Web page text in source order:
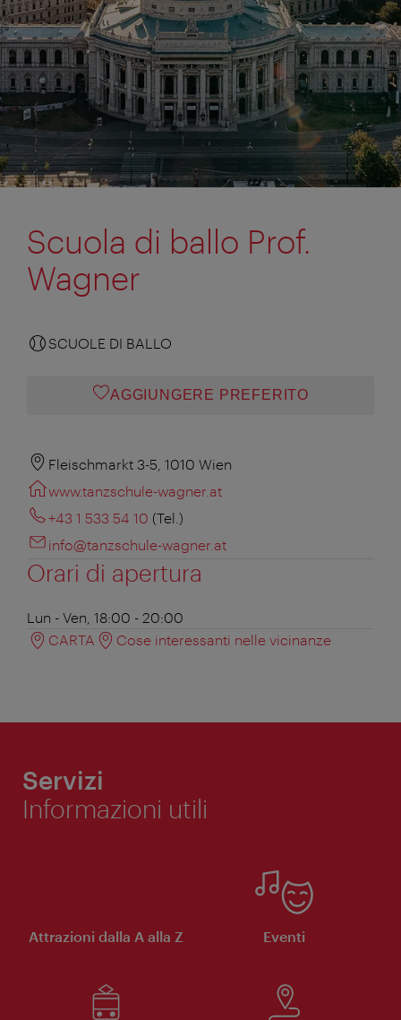
Scuola di ballo Prof.
Wagner
SCUOLE DI BALLO
AGGIUNGERE PREFERITO
Fleischmarkt 3-5, 1010 Wien
www.tanzschule-wagner.at
+43 1 533 54 10 (Tel.)
info@tanzschule-wagner.at
Orari di apertura
Lun - Ven, 18:00 - 20:00
CARTA
Cose interessanti nelle vicinanze
Servizi
Informazioni utili
Attrazioni dalla A alla Z Eventi